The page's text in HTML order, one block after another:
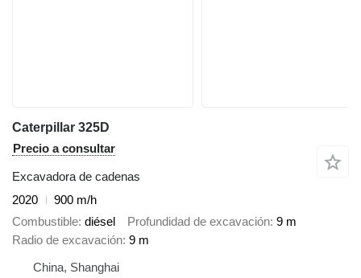
Caterpillar 325D
Precio a consultar
Excavadora de cadenas
2020
900 m/h
Combustible diésel Profundidad de excavación 9 m
Radio de excavación 9 m
China, Shanghai